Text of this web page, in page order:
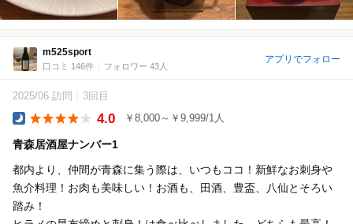
m525sport
口コミ 146件 フォロワー 43人
アプリでフォロー
2025/06 訪問 3回目
4.0 ￥8,000～￥9,999/1人
青森居酒屋ナンバー1
都内より、仲間が青森に集う際は、いつもココ！新鮮なお刺身や
魚介料理！お肉も美味しい！お酒も、田酒、豊盃、八仙とそろい
踏み！